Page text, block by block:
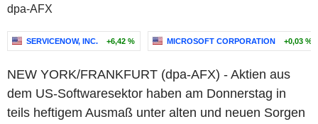
dpa-AFX
SERVICENOW, INC. +6,42 % MICROSOFT CORPORATION +0,03 %
NEW YORK/FRANKFURT (dpa-AFX) - Aktien aus
dem US-Softwaresektor haben am Donnerstag in
teils heftigem Ausmaß unter alten und neuen Sorgen